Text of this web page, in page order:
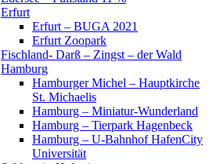
Erfurt
Erfurt – BUGA 2021
Erfurt Zoopark
Fischland- Darß – Zingst – der Wald
Hamburg
Hamburger Michel – Hauptkirche
St. Michaelis
Hamburg – Miniatur-Wunderland
Hamburg – Tierpark Hagenbeck
Hamburg – U-Bahnhof HafenCity
Universität